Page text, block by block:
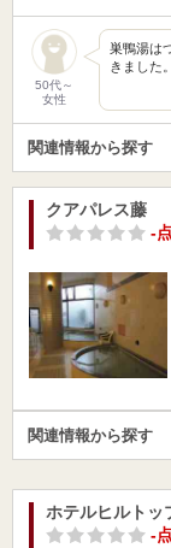
50代～
女性
巣鴨湯は
きました
関連情報から探す
クアパレス藤
-
関連情報から探す
ホテルヒルトッ
-